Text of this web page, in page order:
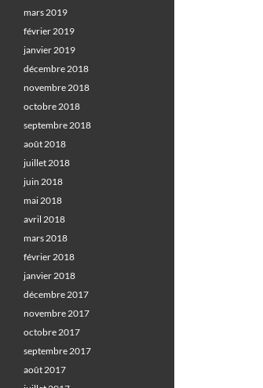
mars 2019
février 2019
janvier 2019
décembre 2018
novembre 2018
octobre 2018
septembre 2018
août 2018
juillet 2018
juin 2018
mai 2018
avril 2018
mars 2018
février 2018
janvier 2018
décembre 2017
novembre 2017
octobre 2017
septembre 2017
août 2017